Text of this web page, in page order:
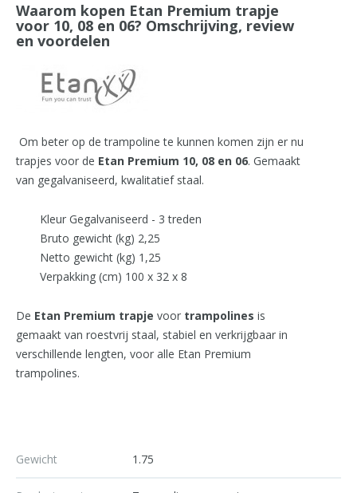
Waarom kopen Etan Premium trapje
voor 10, 08 en 06? Omschrijving, review
en voordelen
Om beter op de trampoline te kunnen komen zijn er nu
trapjes voor de Etan Premium 10, 08 en 06. Gemaakt
van gegalvaniseerd, kwalitatief staal.
Kleur Gegalvaniseerd - 3 treden
Bruto gewicht (kg) 2,25
Netto gewicht (kg) 1,25
Verpakking (cm) 100 x 32 x 8
De Etan Premium trapje voor trampolines is
gemaakt van roestvrij staal, stabiel en verkrijgbaar in
verschillende lengten, voor alle Etan Premium
trampolines.
Gewicht 1.75